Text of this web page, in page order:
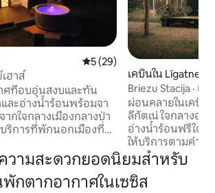
คะแนนเฉลี่ย 5 จาก 5, 29 รีวิว
5 (29)
ฮาส์
ที่อบอุ่นสงบและทัน
ละอ่างน้ำร้อนพร้อมจา
กใจกลางเมืองกลางป่า
เข้าพัก - เครื่องทำความ
ากาศห้องครัวที่มีอุปกรณ์
ฝักบัวสมาร์ททีวีที่จอดรถ
เคบินใน Līgatne
Briezu Stacija · เ
ซาวน่า
ผ่อนคลายในเคบิน
ลีกัตเน่ ใจกลางอุท
อ่างน้ำร้อนฟรีใต้ด
ให้บริการตามคำข
เติม เหมาะสำหรับคู่รักและคนรักธรรมชาติ
ที่กำลังมองหาการ
สงบ เพลิดเพลินกับความเงียบสนิท ป่าและ
วามสะดวกยอดนิยมสำหรับ
กตากอากาศในเซซิส